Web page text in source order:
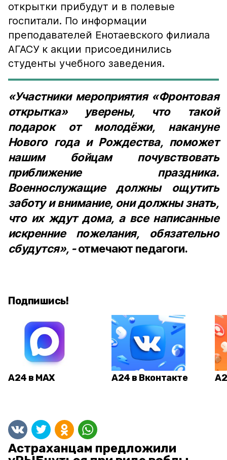
открытки прибудут и в полевые
госпитали. По информации
преподавателей Енотаевского филиала
АГАСУ к акции присоединились
студенты учебного заведения.
«Участники мероприятия «Фронтовая
открытка» уверены, что такой
подарок от молодёжи, накануне
Нового года и Рождества, поможет
нашим бойцам почувствовать
приближение праздника.
Военнослужащие должны ощутить
заботу и внимание, они должны знать,
что их ждут дома, а все написанные
искренние пожелания, обязательно
сбудутся», -отмечают педагоги.
Подпишись!
А24 в MAX А24 в Вконтакте
Астраханцам предложили